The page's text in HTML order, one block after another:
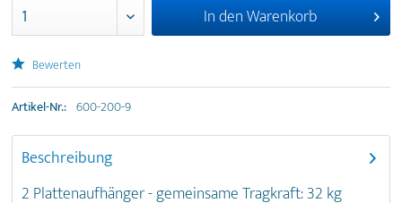
In denWarenkorb
Bewerten
Artikel-Nr.: 600-200-9
Beschreibung
2 Plattenaufhänger - gemeinsame Tragkraft: 32 kg